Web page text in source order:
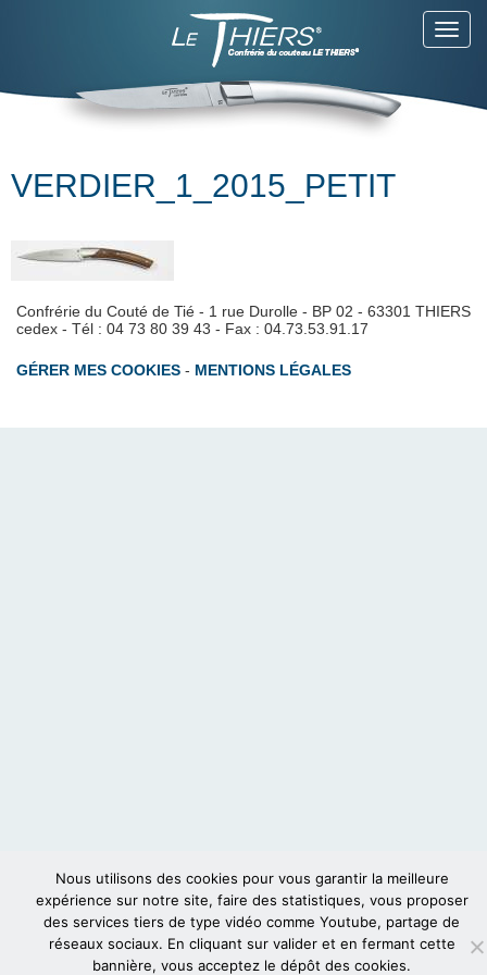
VERDIER_1_2015_PETIT
Confrérie du Couté de Tié - 1 rue Durolle - BP 02 - 63301 THIERS
cedex - Tél : 04 73 80 39 43 - Fax : 04.73.53.91.17
GÉRER MES COOKIES - MENTIONS LÉGALES
Nous utilisons des cookies pour vous garantir la meilleure
expérience sur notre site, faire des statistiques, vous proposer
des services tiers de type vidéo comme Youtube, partage de
réseaux sociaux. En cliquant sur valider et en fermant cette
bannière, vous acceptez le dépôt des cookies.